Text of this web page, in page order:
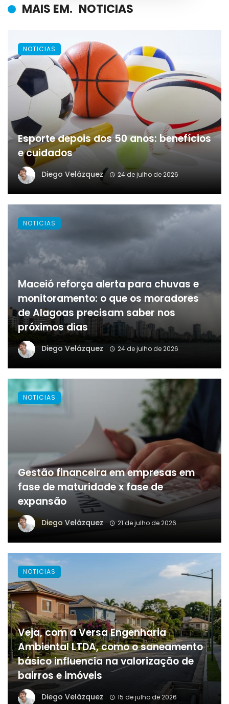
MAIS EM. NOTICIAS
Esporte depois dos 50 anos: benefícios
e cuidados
Diego Velázquez 24 de julho de 2026
NOTICIAS
Maceió reforça alerta para chuvas e
monitoramento: o que os moradores
de Alagoas precisam saber nos
próximos dias
Diego Velázquez 24 de julho de 2026
NOTICIAS
Gestão financeira em empresas em
fase de maturidade x fase de
expansão
Diego Velázquez 21 de julho de 2026
NOTICIAS
Veja, com a Versa Engenharia
Ambiental LTDA, como o saneamento
básico influencia na valorização de
bairros e imóveis
Diego Velázquez 15 de julho de 2026
NOTICIAS